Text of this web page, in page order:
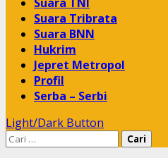
Suara Tribrata
Suara BNN
Hukrim
Jepret Metropol
Profil
Serba – Serbi
Light/Dark Button
Cari